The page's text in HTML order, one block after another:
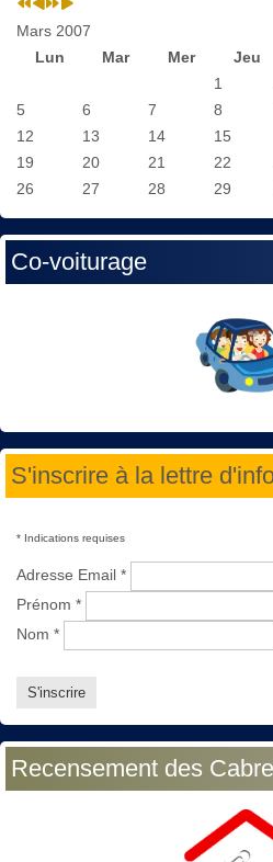
Mars 2007
Lun
Mar Mer Jeu
1
5
6 7 8
12
13 14 15
19
20 21 22
26
27 28 29
Co-voiturage
S'inscrire à la lettre
* Indications requises
Adresse Email *
Prénom *
Nom *
Recensement des